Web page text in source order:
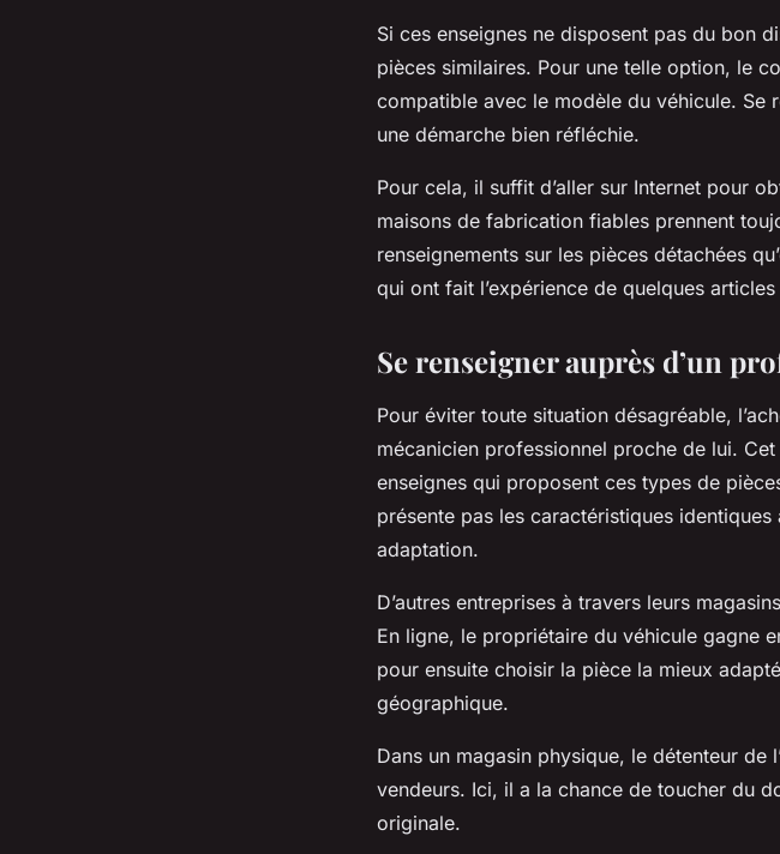
Si ces enseignes ne disposent pas du bon
pièces similaires. Pour une telle option, le
compatible avec le modèle du véhicule. Se
une démarche bien réfléchie.
Pour cela, il suffit d’aller sur Internet pour
maisons de fabrication fiables prennent
renseignements sur les pièces détachées
qui ont fait l’expérience de quelques
Se renseigner auprès d’un
Pour éviter toute situation désagréable,
mécanicien professionnel proche de lui.
enseignes qui proposent ces types de
présente pas les caractéristiques
adaptation.
D’autres entreprises à travers leurs
En ligne, le propriétaire du véhicule gagne
pour ensuite choisir la pièce la mieux
géographique.
Dans un magasin physique, le détenteur de
vendeurs. Ici, il a la chance de toucher du
originale.